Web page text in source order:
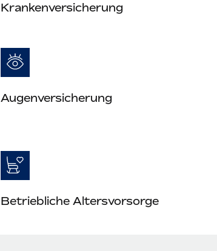
Krankenversicherung
Augenversicherung
Betriebliche Altersvorsorge